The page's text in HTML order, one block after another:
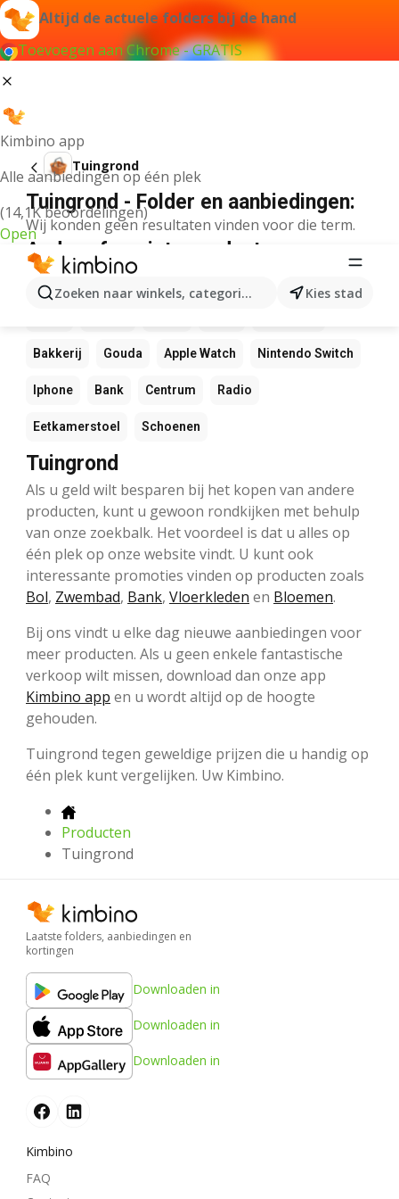
Altijd de actuele folders bij de hand
Toevoegen aan Chrome - GRATIS
Kimbino app
Alle aanbiedingen op één plek
(14,1K beoordelingen)
Open
Zoeken naar winkels, categorieën, producten...
Kies stad
Tuingrond
Tuingrond - Folder en aanbiedingen:
Wij konden geen resultaten vinden voor die term.
Andere favoriete producten
Bakkerij Gouda Apple Watch Nintendo Switch
Iphone Bank Centrum Radio
Eetkamerstoel Schoenen
Tuingrond
Als u geld wilt besparen bij het kopen van andere
producten, kunt u gewoon rondkijken met behulp
van onze zoekbalk. Het voordeel is dat u alles op
één plek op onze website vindt. U kunt ook
interessante promoties vinden op producten zoals
Bol, Zwembad, Bank, Vloerkleden en Bloemen.
Bij ons vindt u elke dag nieuwe aanbiedingen voor
meer producten. Als u geen enkele fantastische
verkoop wilt missen, download dan onze app
Kimbino app en u wordt altijd op de hoogte
gehouden.
Tuingrond tegen geweldige prijzen die u handig op
één plek kunt vergelijken. Uw Kimbino.
Producten
Tuingrond
Laatste folders, aanbiedingen en
kortingen
Downloaden in
Downloaden in
Downloaden in
Kimbino
FAQ